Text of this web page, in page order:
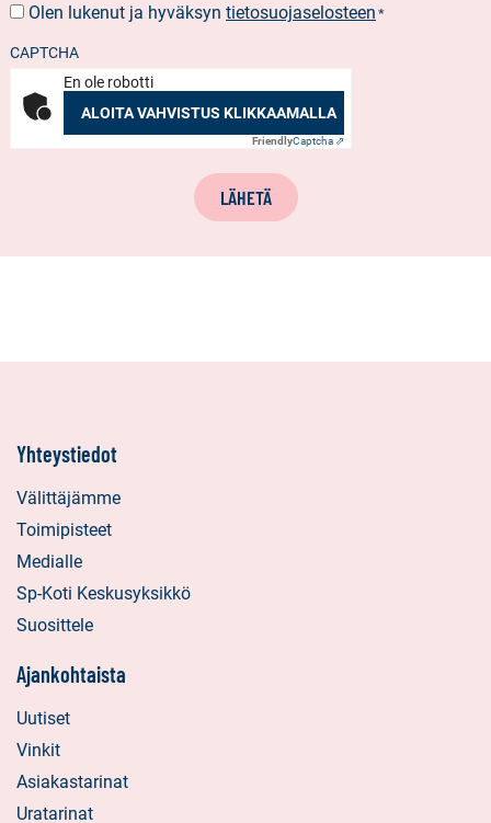
SUOSTUMUS*
Olen lukenut ja hyväksyn tietosuojaselosteen *
CAPTCHA
En ole robotti
ALOITA VAHVISTUS KLIKKAAMALLA
FriendlyCaptcha ⇗
LÄHETÄ
Yhteystiedot
Välittäjämme
Toimipisteet
Medialle
Sp-Koti Keskusyksikkö
Suosittele
Ajankohtaista
Uutiset
Vinkit
Asiakastarinat
Uratarinat